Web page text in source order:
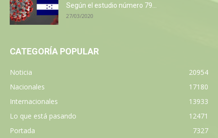
Según el estudio número 79...
27/03/2020
CATEGORÍA POPULAR
Noticia
20954
Nacionales
17180
Internacionales
13933
Lo que está pasando
12471
Portada
7327